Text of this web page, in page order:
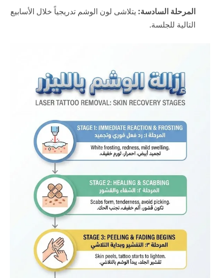
المرحلة السادسة: يتلاشى لون الوشم تدريجياً خلال الأسابيع
التالية للجلسة.